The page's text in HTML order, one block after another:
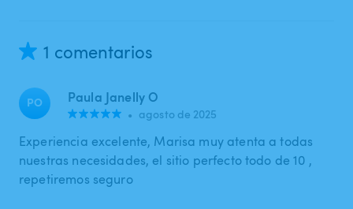
1 comentarios
PO Paula Janelly O
• agosto de 2025
Experiencia excelente, Marisa muy atenta a todas
nuestras necesidades, el sitio perfecto todo de 10 ,
repetiremos seguro